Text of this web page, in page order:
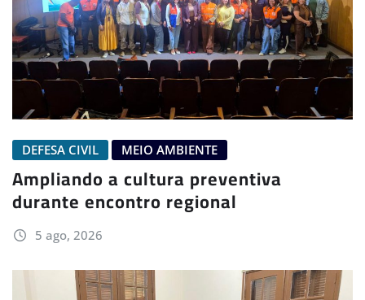
DEFESA CIVIL MEIO AMBIENTE
Ampliando a cultura preventiva
durante encontro regional
5 ago, 2026